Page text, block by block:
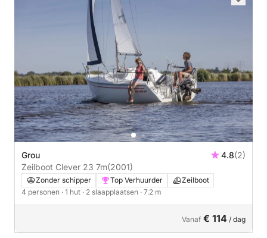
Grou 4.8(2)
Zeilboot Clever 23 7m(2001)
Zonder schipper Top Verhuurder
Zeilboot
4 personen · 1 hut · 2 slaapplaatsen · 7.2 m
Vanaf € 114 / dag